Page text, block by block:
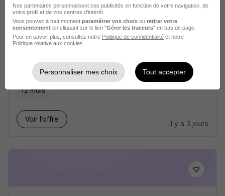
Opérateur de Production Automobile
H/F
Thionville - 57 Intérim
1 867,02 - 2 250 € / mois
12 mois
Voir l’offre
il y a 3 jours
Nos partenaires personnalisent ces publicités en fonction de votre navigation, de
votre profil et de vos centres d’intérêt.
Vous pouvez à tout moment paramétrer vos choix ou retirer votre
consentement en cliquant sur le lien "Gérer les traceurs" en bas de page.
Pour en savoir plus, consultez notre Politique de confidentialité et notre
Politique relative aux cookies
Personnaliser mes choix Tout accepter